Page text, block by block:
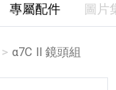
專屬配件 圖片
目前頁面：
α7C II 鏡頭組